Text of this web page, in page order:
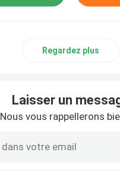
Regardez plus
Laisser un
Nous vous rappellerons